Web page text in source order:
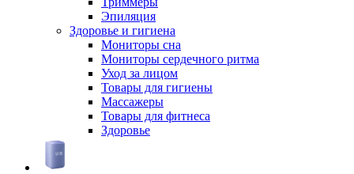
Эпиляция
Здоровье и гигиена
Мониторы сна
Мониторы сердечного ритма
Уход за лицом
Товары для гигиены
Массажеры
Товары для фитнеса
Здоровье